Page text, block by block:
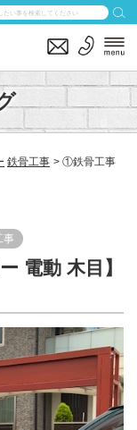
鉄骨工事
①鉄骨工事
事
電動 木目】